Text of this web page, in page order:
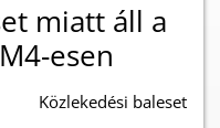
miatt áll a
esen
Közlekedési baleset